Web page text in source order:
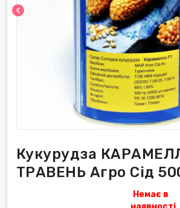
chevron_left
Кукурудза
ТРАВЕНЬ Агро Сід
Немає в